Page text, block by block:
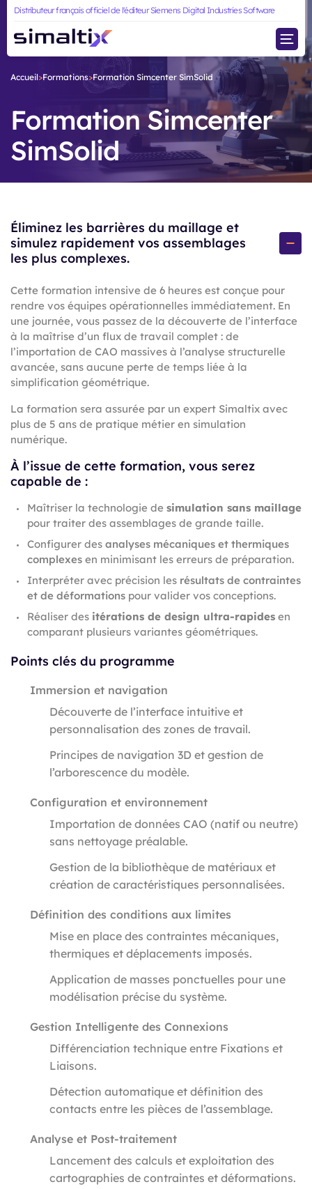
Distributeur français officiel de l'éditeur Siemens Digital Industries Software
Simcenter PollEx
Simcenter SimLab
Simcenter SimSolid
Simcenter Hypermesh
Thermique & Multiphysique
Dynamique multibody
Optimisation &
Explorateur de conception
Post-processing : Visualisation & résultats
Pré-processing &
Accueil>Formations>Formation Simcenter SimSolid
Formation Simcenter
SimSolid
Éliminez les barrières du maillage et
simulez rapidement vos assemblages
les plus complexes.
Cette formation intensive de 6 heures est conçue pour
rendre vos équipes opérationnelles immédiatement. En
une journée, vous passez de la découverte de l’interface
à la maîtrise d’un flux de travail complet : de
l’importation de CAO massives à l’analyse structurelle
avancée, sans aucune perte de temps liée à la
simplification géométrique.
La formation sera assurée par un expert Simaltix avec
plus de 5 ans de pratique métier en simulation
numérique.
À l’issue de cette formation, vous serez
capable de :
Maîtriser la technologie de simulation sans maillage
pour traiter des assemblages de grande taille.
Configurer des analyses mécaniques et thermiques
complexes en minimisant les erreurs de préparation.
Interpréter avec précision les résultats de contraintes
et de déformations pour valider vos conceptions.
Réaliser des itérations de design ultra-rapides en
comparant plusieurs variantes géométriques.
Points clés du programme
Immersion et navigation
Découverte de l’interface intuitive et
personnalisation des zones de travail.
Principes de navigation 3D et gestion de
l’arborescence du modèle.
Configuration et environnement
Importation de données CAO (natif ou neutre)
sans nettoyage préalable.
Gestion de la bibliothèque de matériaux et
création de caractéristiques personnalisées.
Définition des conditions aux limites
Mise en place des contraintes mécaniques,
thermiques et déplacements imposés.
Application de masses ponctuelles pour une
modélisation précise du système.
Gestion Intelligente des Connexions
Différenciation technique entre Fixations et
Liaisons.
Détection automatique et définition des
contacts entre les pièces de l’assemblage.
Analyse et Post-traitement
Lancement des calculs et exploitation des
cartographies de contraintes et déformations.